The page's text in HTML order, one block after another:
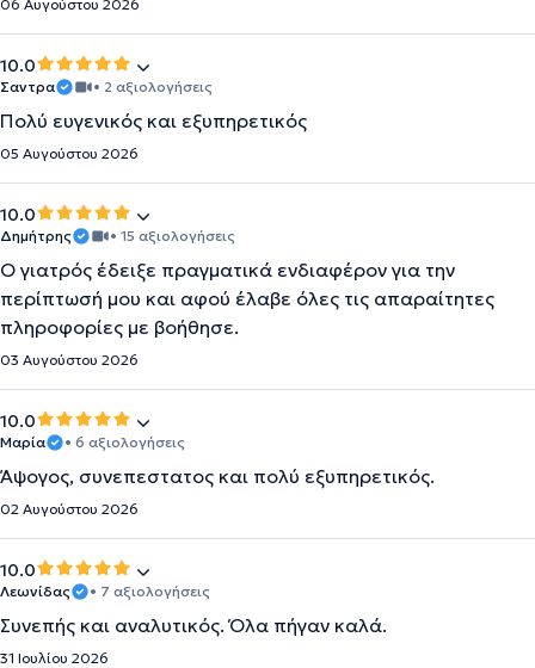
06 Αυγούστου 2026
10.0
Σαντρα • 2 αξιολογήσεις
Πολύ ευγενικός και εξυπηρετικός
05 Αυγούστου 2026
10.0
Δημήτρης • 15 αξιολογήσεις
Ο γιατρός έδειξε πραγματικά ενδιαφέρον για την
περίπτωσή μου και αφού έλαβε όλες τις απαραίτητες
πληροφορίες με βοήθησε.
03 Αυγούστου 2026
10.0
Μαρία • 6 αξιολογήσεις
Άψογος, συνεπεστατος και πολύ εξυπηρετικός.
02 Αυγούστου 2026
10.0
Λεωνίδας • 7 αξιολογήσεις
Συνεπής και αναλυτικός. Όλα πήγαν καλά.
31 Ιουλίου 2026